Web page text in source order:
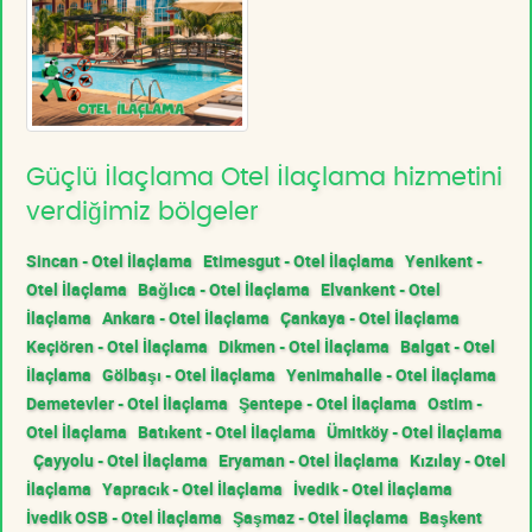
Güçlü İlaçlama Otel İlaçlama hizmetini
verdiğimiz bölgeler
Sincan - Otel İlaçlama Etimesgut - Otel İlaçlama Yenikent -
Otel İlaçlama Bağlıca - Otel İlaçlama Elvankent - Otel
İlaçlama Ankara - Otel İlaçlama Çankaya - Otel İlaçlama
Keçiören - Otel İlaçlama Dikmen - Otel İlaçlama Balgat - Otel
İlaçlama Gölbaşı - Otel İlaçlama Yenimahalle - Otel İlaçlama
Demetevler - Otel İlaçlama Şentepe - Otel İlaçlama Ostim -
Otel İlaçlama Batıkent - Otel İlaçlama Ümitköy - Otel İlaçlama
Çayyolu - Otel İlaçlama Eryaman - Otel İlaçlama Kızılay - Otel
İlaçlama Yapracık - Otel İlaçlama İvedik - Otel İlaçlama
İvedik OSB - Otel İlaçlama Şaşmaz - Otel İlaçlama Başkent